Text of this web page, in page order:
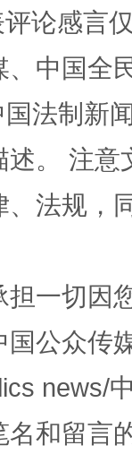
论感言
中国全
法制新
述。 注
法规，
一切因
公众传
news/
和留言